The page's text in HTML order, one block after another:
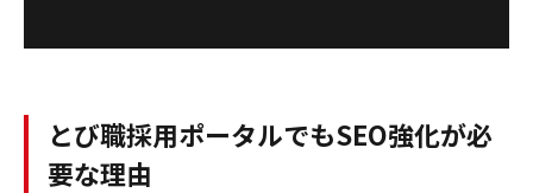
とび職採用ポータルでもSEO強化が必
要な理由